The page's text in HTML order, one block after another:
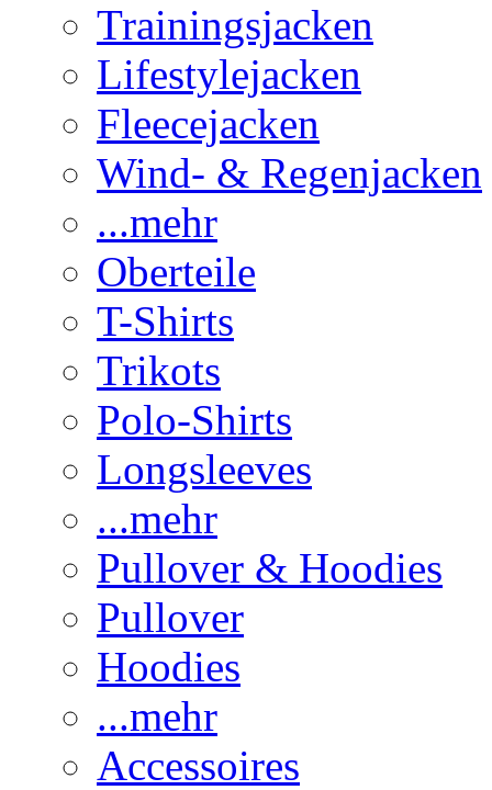
Trainingsjacken
Lifestylejacken
Fleecejacken
Wind- & Regenjacken
...mehr
Oberteile
T-Shirts
Trikots
Polo-Shirts
Longsleeves
...mehr
Pullover & Hoodies
Pullover
Hoodies
...mehr
Accessoires